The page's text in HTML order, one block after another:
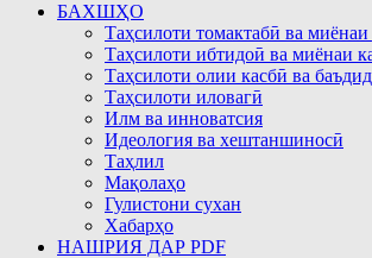
БАХШҲО
Таҳсилоти томактабӣ ва
Таҳсилоти ибтидоӣ ва миёнаи
Таҳсилоти олии касбӣ ва
Таҳсилоти иловагӣ
Илм ва инноватсия
Идеология ва хештаншиносӣ
Таҳлил
Мақолаҳо
Гулистони сухан
Хабарҳо
НАШРИЯ ДАР PDF